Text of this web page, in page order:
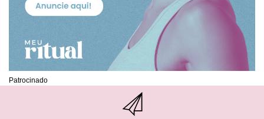
Patrocinado